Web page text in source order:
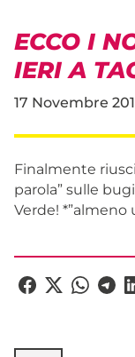
ECCO I
IERI A
17 Novembre
Finalmente
parola” sulle
Verde! *”almeno